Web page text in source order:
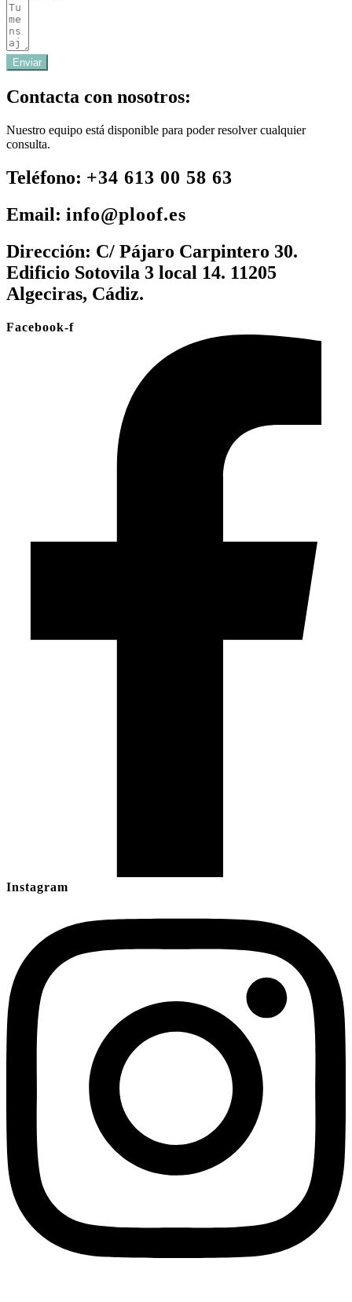
Enviar
Contacta con nosotros:
Nuestro equipo está disponible para poder resolver cualquier
consulta.
Teléfono: +34 613 00 58 63
Email: info@ploof.es
Dirección: C/ Pájaro Carpintero 30.
Edificio Sotovila 3 local 14. 11205
Algeciras, Cádiz.
Facebook-f
Instagram